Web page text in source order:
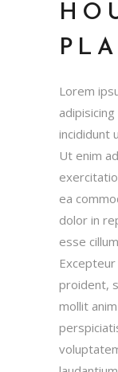
Lorem
incididunt
Ut enim
ea
dolor in
esse
proident,
mollit